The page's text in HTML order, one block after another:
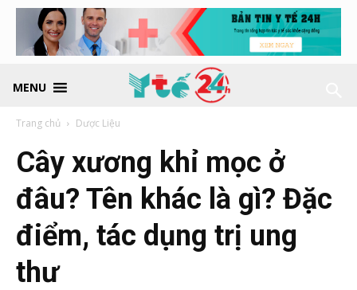
MENU
Trang chủ Dược Liệu
Cây xương khỉ mọc ở
đâu? Tên khác là gì? Đặc
điểm, tác dụng trị ung
thư